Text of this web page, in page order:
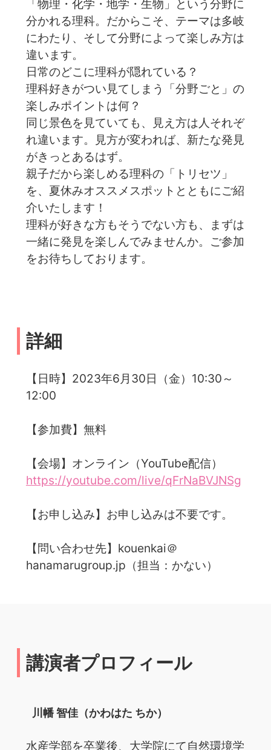
「物理・化学・地学・生物」という分野に
分かれる理科。だからこそ、テーマは多岐
にわたり、そして分野によって楽しみ方は
違います。
日常のどこに理科が隠れている？
理科好きがつい見てしまう「分野ごと」の
楽しみポイントは何？
同じ景色を見ていても、見え方は人それぞ
れ違います。見方が変われば、新たな発見
がきっとあるはず。
親子だから楽しめる理科の「トリセツ」
を、夏休みオススメスポットとともにご紹
介いたします！
理科が好きな方もそうでない方も、まずは
一緒に発見を楽しんでみませんか。ご参加
をお待ちしております。
詳細
【日時】2023年6月30日（金）10:30～
12:00
【参加費】無料
【会場】オンライン（YouTube配信）
https://youtube.com/live/qFrNaBVJNSg
【お申し込み】お申し込みは不要です。
【問い合わせ先】kouenkai＠
hanamarugroup.jp（担当：かない）
講演者プロフィール
川幡 智佳（かわはた ちか）
水産学部を卒業後、大学院にて自然環境学